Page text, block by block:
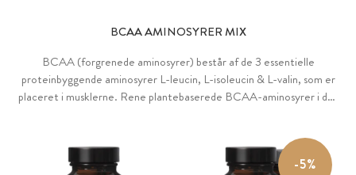
BCAA AMINOSYRER MIX
BCAA (forgrenede aminosyrer) består af de 3 essentielle
proteinbyggende aminosyrer L-leucin, L-isoleucin & L-valin, som er
placeret i musklerne. Rene plantebaserede BCAA-aminosyrer i det
-5%